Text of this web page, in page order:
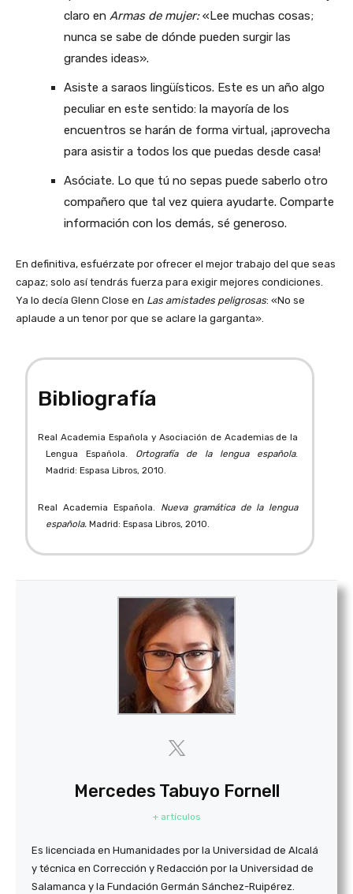
claro en Armas de mujer:«Lee muchas cosas;
nunca se sabe de dónde pueden surgir las
grandes ideas».
Asiste a saraos lingüísticos. Este es un año algo
peculiar en este sentido: la mayoría de los
encuentros se harán de forma virtual, ¡aprovecha
para asistir a todos los que puedas desde casa!
Asóciate. Lo que tú no sepas puede saberlo otro
compañero que tal vez quiera ayudarte. Comparte
información con los demás, sé generoso.
En definitiva, esfuérzate por ofrecer el mejor trabajo del que seas
capaz; solo así tendrás fuerza para exigir mejores condiciones.
Ya lo decía Glenn Close en Las amistades peligrosas: «No se
aplaude a un tenor por que se aclare la garganta».
Bibliografía
Real Academia Española y Asociación de Academias de la
Lengua Española. Ortografía de la lengua española.
Madrid: Espasa Libros, 2010.
Real Academia Española. Nueva gramática de la lengua
española.Madrid: Espasa Libros, 2010.
Mercedes Tabuyo Fornell
+ artículos
Es licenciada en Humanidades por la Universidad de Alcalá
y técnica en Corrección y Redacción por la Universidad de
Salamanca y la Fundación Germán Sánchez-Ruipérez.